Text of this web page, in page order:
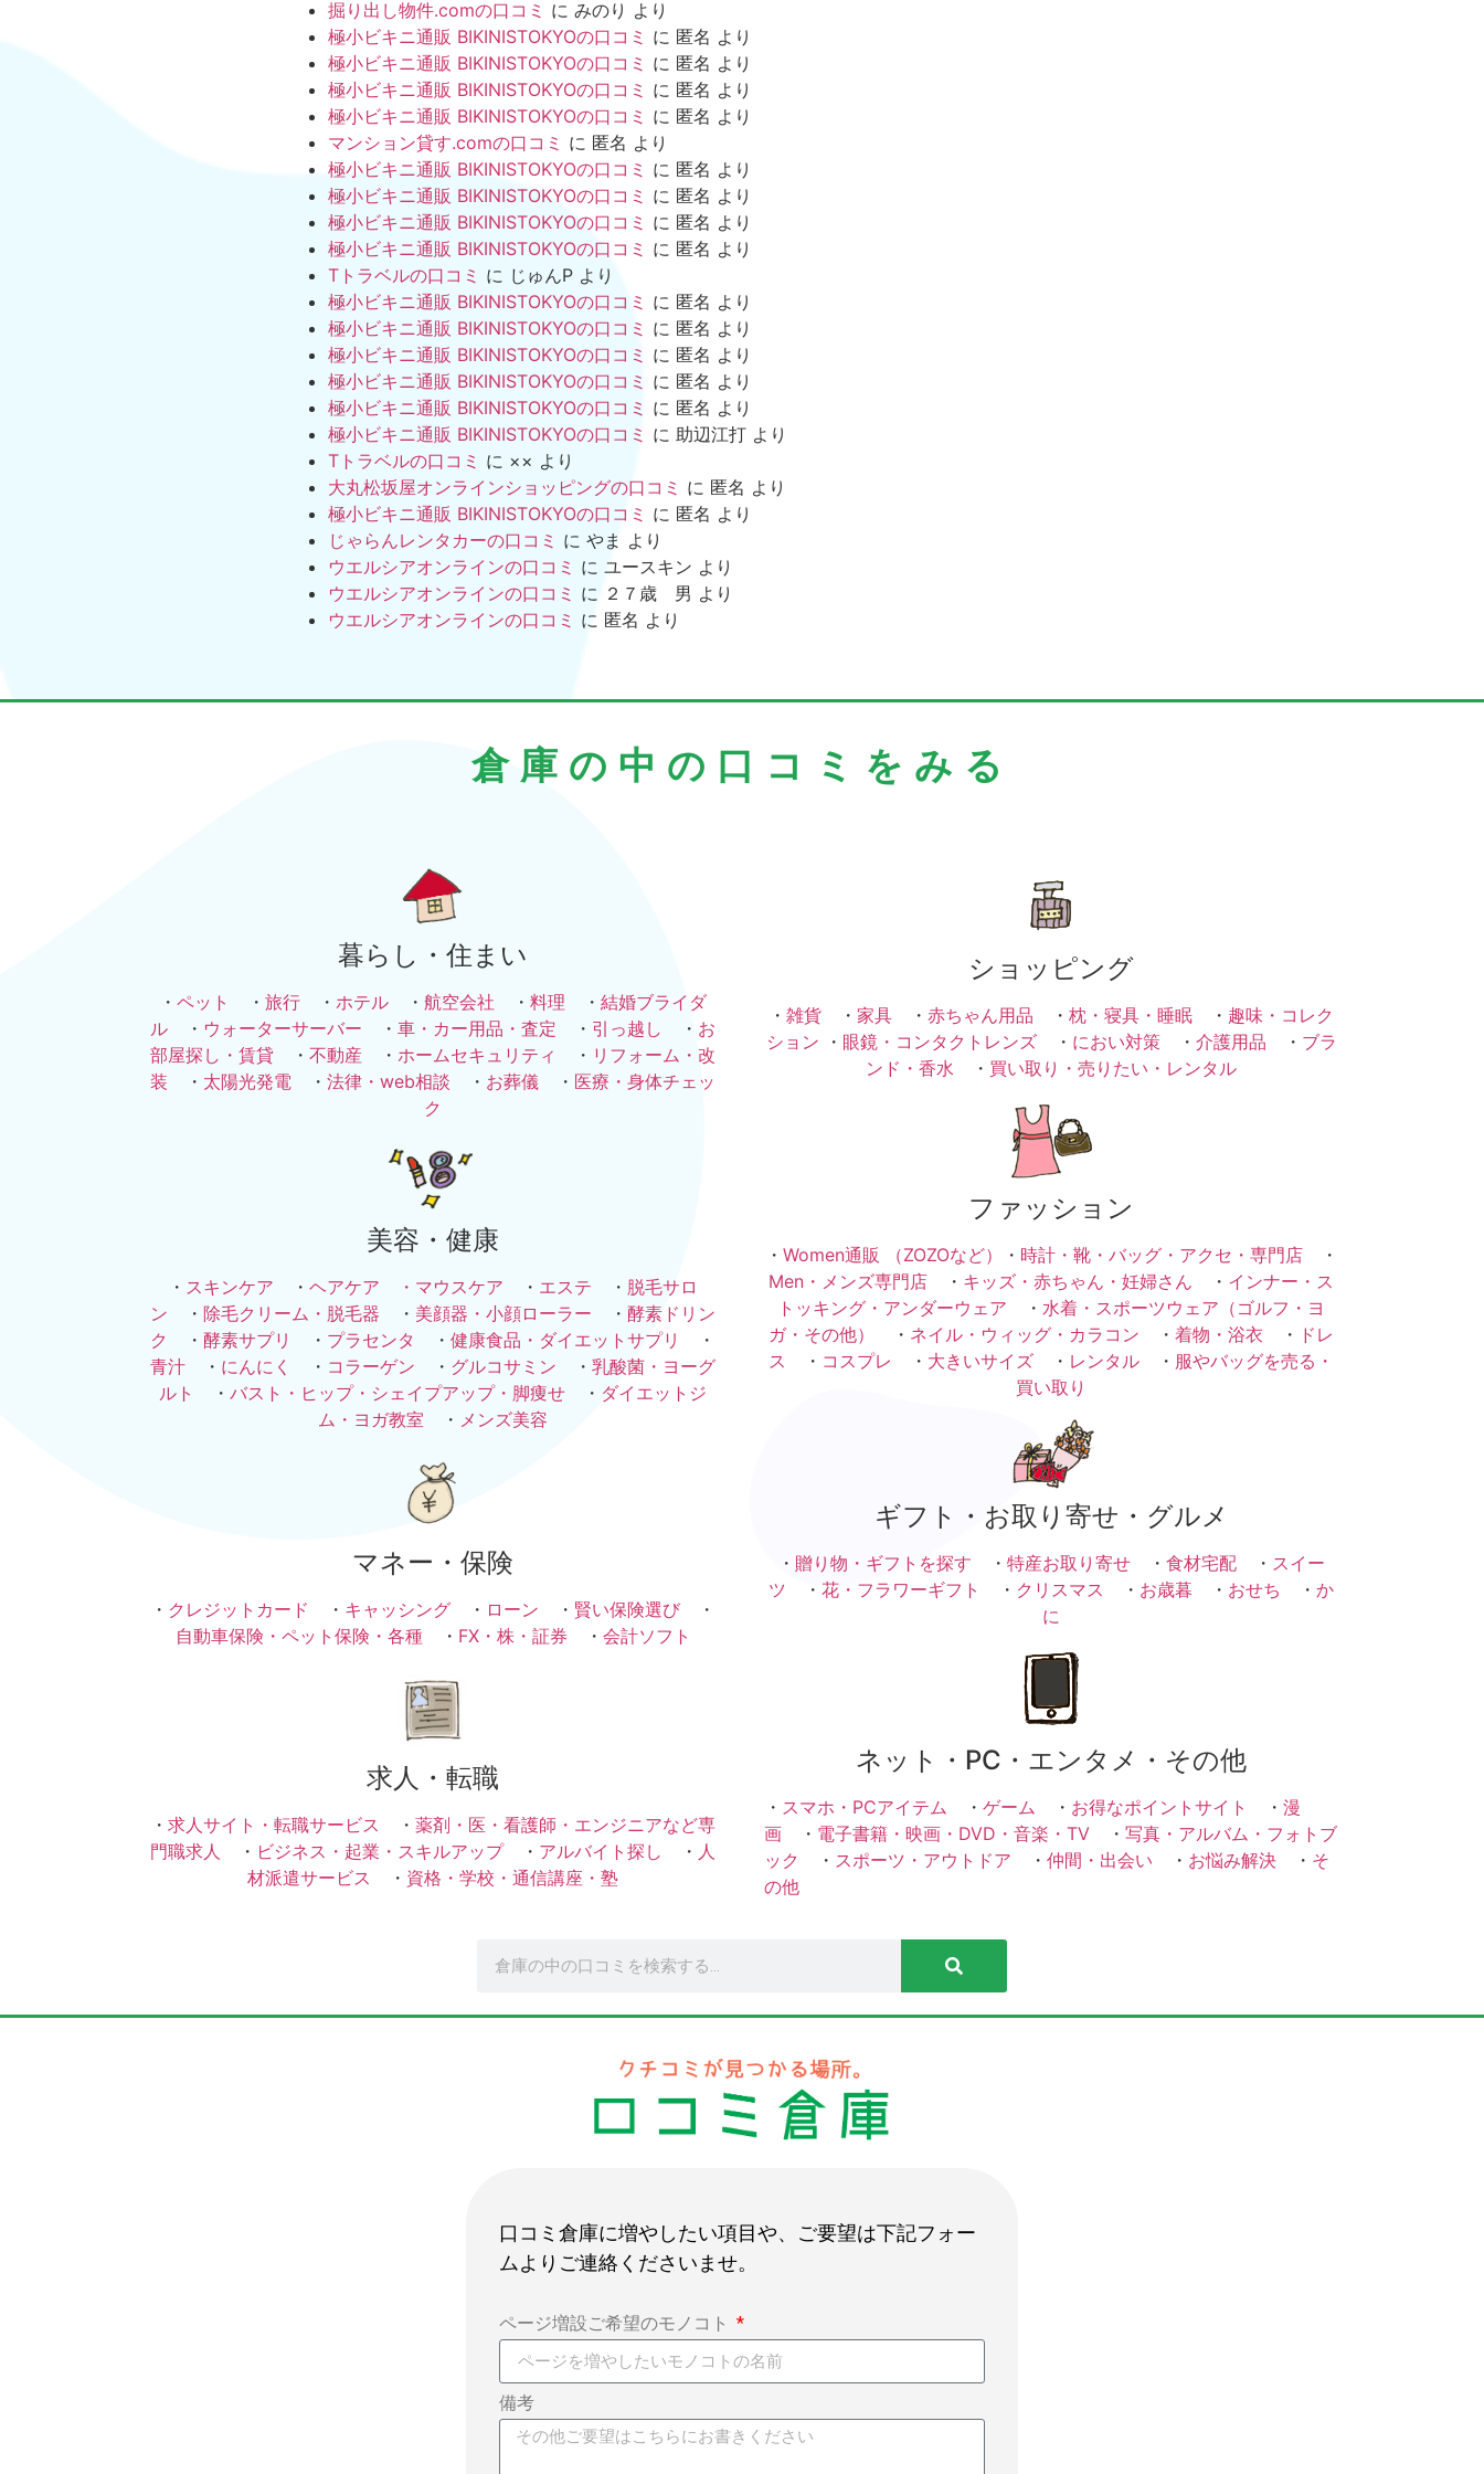
掘り出し物件.comの口コミ に みのり より
極小ビキニ通販 BIKINISTOKYOの口コミ に 匿名 より
極小ビキニ通販 BIKINISTOKYOの口コミ に 匿名 より
極小ビキニ通販 BIKINISTOKYOの口コミ に 匿名 より
極小ビキニ通販 BIKINISTOKYOの口コミ に 匿名 より
マンション貸す.comの口コミ に 匿名 より
極小ビキニ通販 BIKINISTOKYOの口コミ に 匿名 より
極小ビキニ通販 BIKINISTOKYOの口コミ に 匿名 より
極小ビキニ通販 BIKINISTOKYOの口コミ に 匿名 より
極小ビキニ通販 BIKINISTOKYOの口コミ に 匿名 より
Tトラベルの口コミ に じゅんP より
極小ビキニ通販 BIKINISTOKYOの口コミ に 匿名 より
極小ビキニ通販 BIKINISTOKYOの口コミ に 匿名 より
極小ビキニ通販 BIKINISTOKYOの口コミ に 匿名 より
極小ビキニ通販 BIKINISTOKYOの口コミ に 匿名 より
極小ビキニ通販 BIKINISTOKYOの口コミ に 匿名 より
極小ビキニ通販 BIKINISTOKYOの口コミ に 助辺江打 より
Tトラベルの口コミ に ×× より
大丸松坂屋オンラインショッピングの口コミ に 匿名 より
極小ビキニ通販 BIKINISTOKYOの口コミ に 匿名 より
じゃらんレンタカーの口コミ に やま より
ウエルシアオンラインの口コミ に ユースキン より
ウエルシアオンラインの口コミ に ２７歳 男 より
ウエルシアオンラインの口コミ に 匿名 より
倉庫の中の口コミをみる
暮らし・住まい
・ ペット ・ 旅行 ・ ホテル ・ 航空会社 ・ 料理 ・ 結婚ブライダ
ル ・ ウォーターサーバー ・ 車・カー用品・査定 ・ 引っ越し ・ お
部屋探し・賃貸 ・ 不動産 ・ ホームセキュリティ ・ リフォーム・改
装 ・ 太陽光発電 ・ 法律・web相談 ・ お葬儀 ・ 医療・身体チェッ
ク
美容・健康
・ スキンケア ・ ヘアケア ・ マウスケア ・ エステ ・ 脱毛サロ
ン ・ 除毛クリーム・脱毛器 ・ 美顔器・小顔ローラー ・ 酵素ドリン
ク
・ 酵素サプリ ・ プラセンタ ・ 健康食品・ダイエットサプリ
・
青汁 ・ にんにく ・ コラーゲン ・ グルコサミン ・ 乳酸菌・ヨーグ
ルト
・ バスト・ヒップ・シェイプアップ・脚痩せ ・ ダイエットジ
ム・ヨガ教室 ・ メンズ美容
マネー・保険
・ クレジットカード ・ キャッシング ・ ローン ・ 賢い保険選び ・
自動車保険・ペット保険・各種・ FX・株・証券 ・ 会計ソフト
求人・転職
・ 求人サイト・転職サービス ・ 薬剤・医・看護師・エンジニアなど専
門職求人
・ ビジネス・起業・スキルアップ・ アルバイト探し ・ 人
材派遣サービス ・ 資格・学校・通信講座・塾
ショッピング
・ 雑貨 ・ 家具 ・ 赤ちゃん用品 ・ 枕・寝具・睡眠 ・ 趣味・コレク
ション ・ 眼鏡・コンタクトレンズ・ におい対策・ 介護用品 ・ ブラ
ンド・香水 ・ 買い取り・売りたい・レンタル
ファッション
・ Women通販 （ZOZOなど） ・ 時計・靴・バッグ・アクセ・専門店・
Men・メンズ専門店 ・ キッズ・赤ちゃん・妊婦さん ・ インナー・ス
トッキング・アンダーウェア ・ 水着・スポーツウェア（ゴルフ・ヨ
ガ・その他）
・ ネイル・ウィッグ・カラコン ・ 着物・浴衣 ・ ドレ
ス ・ コスプレ ・ 大きいサイズ ・ レンタル ・ 服やバッグを売る・
買い取り
ギフト・お取り寄せ・グルメ
・ 贈り物・ギフトを探す ・ 特産お取り寄せ ・ 食材宅配 ・ スイー
ツ ・ 花・フラワーギフト ・ クリスマス ・ お歳暮 ・ おせち ・ か
に
ネット・PC・エンタメ・その他
・ スマホ・PCアイテム ・ ゲーム ・ お得なポイントサイト ・ 漫
画 ・ 電子書籍・映画・DVD・音楽・TV ・ 写真・アルバム・フォトブ
ック
・ スポーツ・アウトドア ・ 仲間・出会い ・ お悩み解決 ・ そ
の他
口コミ倉庫に増やしたい項目や、ご要望は下記フォー
ムよりご連絡くださいませ。
ページ増設ご希望のモノコト
備考